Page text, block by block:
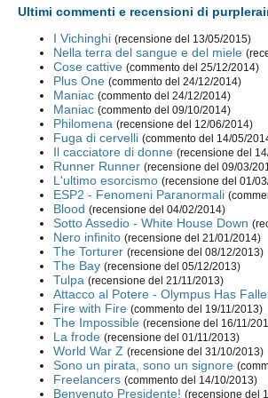
Ultimi commenti e recensioni di
I Vichinghi (recensione del 13/05/2015)
Nella terra del sangue e del miele
Cose cattive (commento del 25/12/2014)
Plus One (commento del 24/12/2014)
Maniac (commento del 24/12/2014)
Maniac (commento del 09/10/2014)
Philomena (recensione del 12/06/2014)
Fuga di cervelli (commento del 14/05/
Il cacciatore di donne (recensione del
Runner Runner (recensione del 09/03/
L'ultimo esorcismo (recensione del 01/
ESP2 - Fenomeni Paranormali
Blood (recensione del 04/02/2014)
Sotto Assedio - White House Down
Nero infinito (recensione del 21/01/2014)
The Torturer (recensione del 08/12/2013)
The Bay (recensione del 05/12/2013)
Tulpa (recensione del 21/11/2013)
Attacco al Potere - Olympus Has
Fire with Fire (commento del 19/11/2013)
The Impossible (recensione del 16/11/
La frode (recensione del 01/11/2013)
World War Z (recensione del 31/10/2013)
Sono un pirata, sono un signore
Freelancers (commento del 14/10/2013)
Benvenuto Presidente! (recensione del